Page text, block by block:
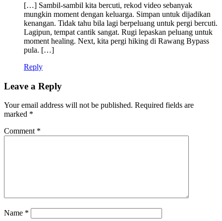
[…] Sambil-sambil kita bercuti, rekod video sebanyak
mungkin moment dengan keluarga. Simpan untuk dijadikan
kenangan. Tidak tahu bila lagi berpeluang untuk pergi bercuti.
Lagipun, tempat cantik sangat. Rugi lepaskan peluang untuk
moment healing. Next, kita pergi hiking di Rawang Bypass
pula. […]
Reply
Leave a Reply
Your email address will not be published. Required fields are
marked *
Comment *
Name *